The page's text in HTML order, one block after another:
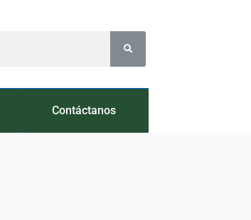
Contáctanos